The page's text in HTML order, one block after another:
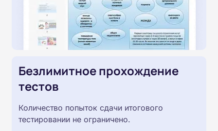
Безлимитное прохождение
тестов
Количество попыток сдачи итогового
тестировании не ограничено.